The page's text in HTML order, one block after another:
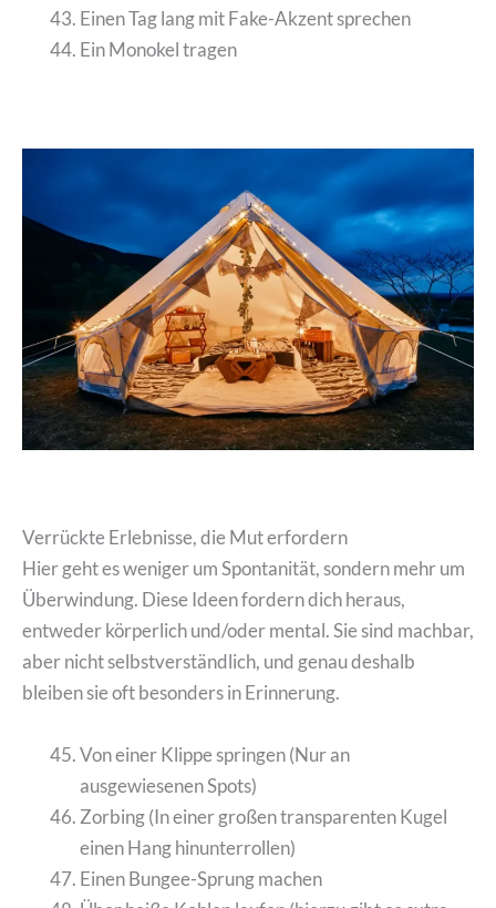
Einen Tag lang mit Fake-Akzent sprechen
Ein Monokel tragen
Verrückte Erlebnisse, die Mut erfordern
Hier geht es weniger um Spontanität, sondern mehr um
Überwindung. Diese Ideen fordern dich heraus,
entweder körperlich und/oder mental. Sie sind machbar,
aber nicht selbstverständlich, und genau deshalb
bleiben sie oft besonders in Erinnerung.
Von einer Klippe springen (Nur an
ausgewiesenen Spots)
Zorbing (In einer großen transparenten Kugel
einen Hang hinunterrollen)
Einen Bungee-Sprung machen